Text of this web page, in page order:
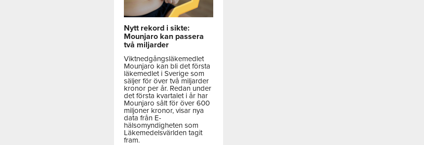
Nytt rekord i sikte:
Mounjaro kan passera
två miljarder
Viktnedgångsläkemedlet
Mounjaro kan bli det första
läkemedlet i Sverige som
säljer för över två miljarder
kronor per år. Redan under
det första kvartalet i år har
Mounjaro sålt för över 600
miljoner kronor, visar nya
data från E-
hälsomyndigheten som
Läkemedelsvärlden tagit
fram.